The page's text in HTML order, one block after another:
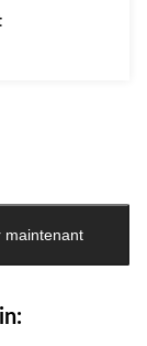
maintenant